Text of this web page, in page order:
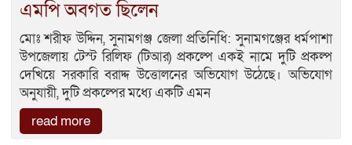
এমপি অবগত ছিলেন
মোঃ শরীফ উদ্দিন, সুনামগঞ্জ জেলা প্রতিনিধি: সুনামগঞ্জের ধর্মপাশা
উপজেলায় টেস্ট রিলিফ (টিআর) প্রকল্পে একই নামে দুটি প্রকল্প
দেখিয়ে সরকারি বরাদ্দ উত্তোলনের অভিযোগ উঠেছে। অভিযোগ
অনুযায়ী, দুটি প্রকল্পের মধ্যে একটি এমন
read more